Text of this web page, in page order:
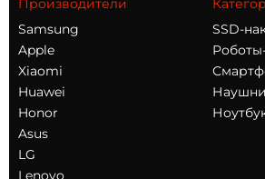
Производители
Samsung
Apple
Xiaomi
Huawei
Honor
Asus
LG
Lenovo
SSD-